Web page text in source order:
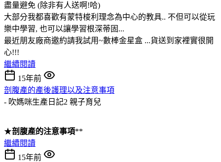
盡量避免 (除非有人送啊!哈)
大部分我都喜歡有蒙特梭利理念為中心的教具.. 不但可以從玩
樂中學習, 也可以讓學習根深蒂固...
最近朋友廠商邀約請我試用~數棒金星盒 ...貨送到家裡實很開
心!!!
繼續閱讀
15年前
剖腹產的產後護理以及注意事項
- 吹媽咪生產日記2 親子育兒
★剖腹產的注意事項**
繼續閱讀
15年前